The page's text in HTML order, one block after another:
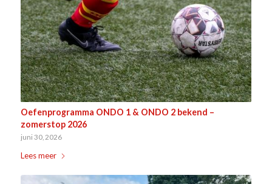
Oefenprogramma ONDO 1 & ONDO 2 bekend –
zomerstop 2026
juni 30, 2026
Lees meer